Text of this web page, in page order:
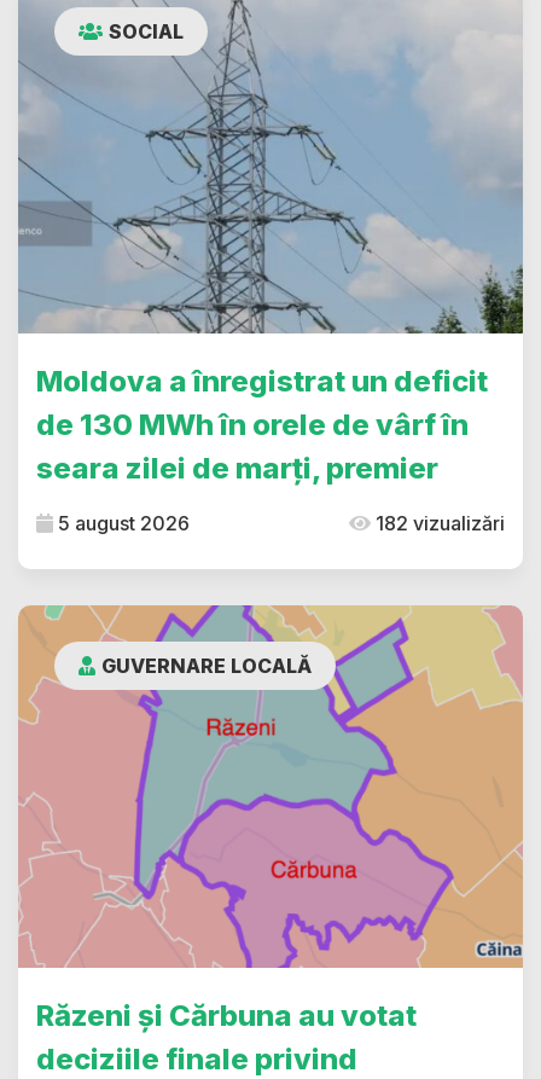
SOCIAL
Moldova a înregistrat un deficit
de 130 MWh în orele de vârf în
seara zilei de marți, premier
5 august 2026 182 vizualizări
GUVERNARE LOCALĂ
Răzeni și Cărbuna au votat
deciziile finale privind